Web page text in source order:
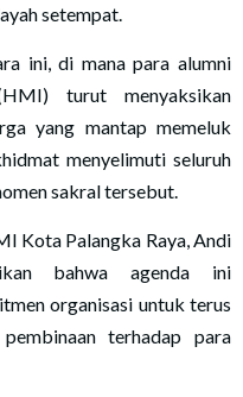
setempat.
ini, di mana para alumni
turut menyaksikan
yang mantap memeluk
menyelimuti seluruh
sakral tersebut.
Kota Palangka Raya, Andi
bahwa agenda ini
organisasi untuk terus
terhadap para